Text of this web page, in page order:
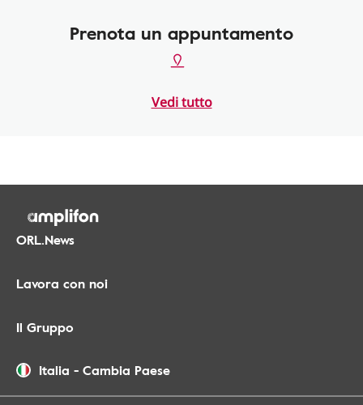
Prenota un appuntamento
Vedi tutto
ORL.News
Lavora con noi
Il Gruppo
Italia - Cambia Paese